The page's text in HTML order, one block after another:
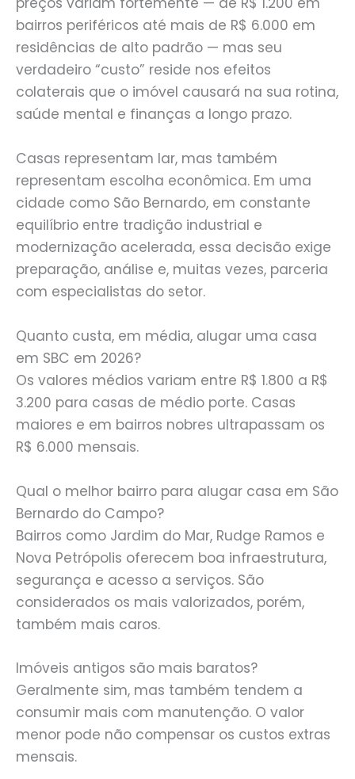
bairros periféricos até mais de R$ 6.000 em
residências de alto padrão — mas seu
verdadeiro “custo” reside nos efeitos
colaterais que o imóvel causará na sua rotina,
saúde mental e finanças a longo prazo.
Casas representam lar, mas também
representam escolha econômica. Em uma
cidade como São Bernardo, em constante
equilíbrio entre tradição industrial e
modernização acelerada, essa decisão exige
preparação, análise e, muitas vezes, parceria
com especialistas do setor.
Quanto custa, em média, alugar uma casa
em SBC em 2026?
Os valores médios variam entre R$ 1.800 a R$
3.200 para casas de médio porte. Casas
maiores e em bairros nobres ultrapassam os
R$ 6.000 mensais.
Qual o melhor bairro para alugar casa em São
Bernardo do Campo?
Bairros como Jardim do Mar, Rudge Ramos e
Nova Petrópolis oferecem boa infraestrutura,
segurança e acesso a serviços. São
considerados os mais valorizados, porém,
também mais caros.
Imóveis antigos são mais baratos?
Geralmente sim, mas também tendem a
consumir mais com manutenção. O valor
menor pode não compensar os custos extras
mensais.